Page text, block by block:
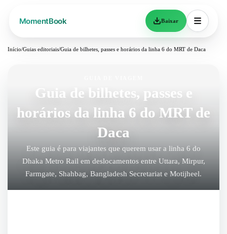
Baixar
Início/Guias editoriais/Guia de bilhetes, passes e horários da linha 6 do MRT de Daca
Guia de bilhetes, passes e
horários da linha 6 do MRT de
Daca
Este guia é para viajantes que querem usar a linha 6 do
Dhaka Metro Rail em deslocamentos entre Uttara, Mirpur,
Farmgate, Shahbag, Bangladesh Secretariat e Motijheel.